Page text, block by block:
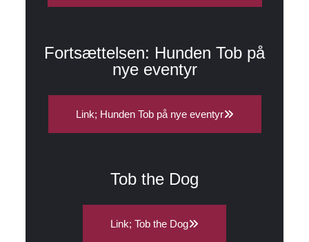
Fortsættelsen: Hunden Tob på
nye eventyr
Link; Hunden Tob på nye eventyr
Tob the Dog
Link; Tob the Dog